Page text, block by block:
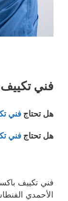
فني
هل تحتاج فني
هل تحتاج فني
فني تكييف
الأحمدي